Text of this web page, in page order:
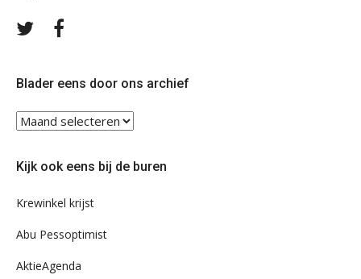
Volg
Blader eens door ons archief
Blader
eens
ons
Kijk ook eens bij de buren
Krewinkel krijst
Abu Pessoptimist
AktieAgenda